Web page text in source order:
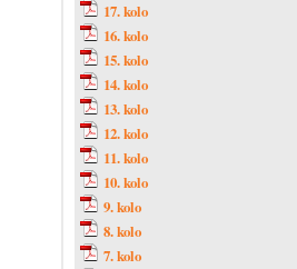
17. kolo
16. kolo
15. kolo
14. kolo
13. kolo
12. kolo
11. kolo
10. kolo
9. kolo
8. kolo
7. kolo